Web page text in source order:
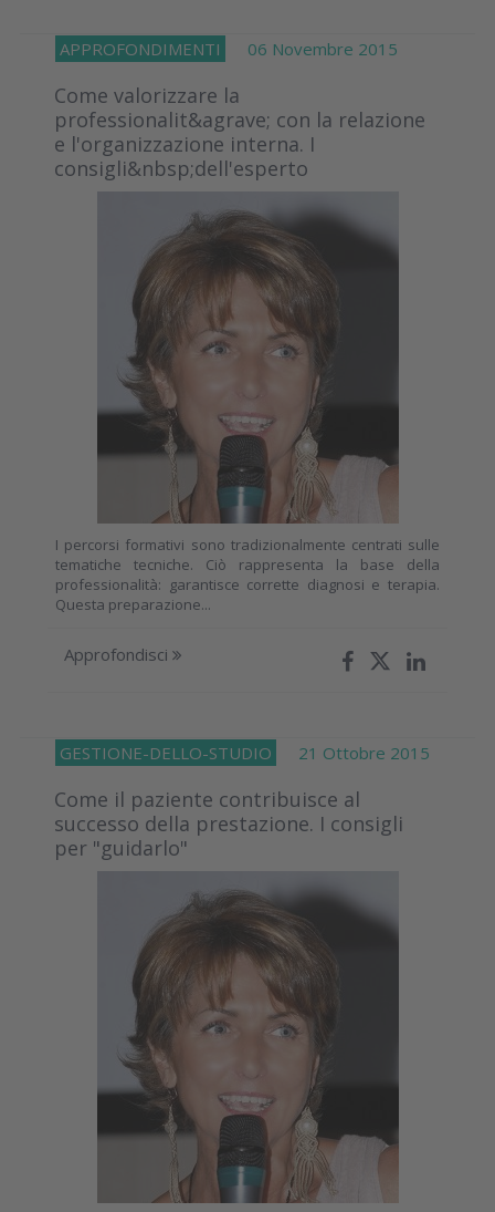
APPROFONDIMENTI 06 Novembre 2015
Come valorizzare la
professionalit&agrave; con la relazione
e l'organizzazione interna. I
consigli&nbsp;dell'esperto
I percorsi formativi sono tradizionalmente centrati sulle
tematiche tecniche. Ciò rappresenta la base della
professionalità: garantisce corrette diagnosi e terapia.
Questa preparazione...
Approfondisci
GESTIONE-DELLO-STUDIO 21 Ottobre 2015
Come il paziente contribuisce al
successo della prestazione. I consigli
per "guidarlo"